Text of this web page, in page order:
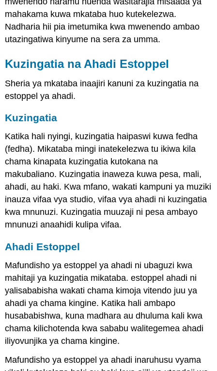
mahakama kuwa mkataba huo kutekelezwa.
Nadharia hii pia imetumika kwa mwenendo ambao
utazingatiwa kinyume na sera za umma.
Kuzingatia na Ahadi Estoppel
Sheria ya mkataba inaajiri kanuni za kuzingatia na
estoppel ya ahadi.
Kuzingatia
Katika hali nyingi, kuzingatia haipaswi kuwa fedha
(fedha). Mikataba mingi inatekelezwa tu ikiwa kila
chama kinapata kuzingatia kutokana na
makubaliano. Kuzingatia inaweza kuwa pesa, mali,
ahadi, au haki. Kwa mfano, wakati kampuni ya muziki
inauza vifaa vya studio, vifaa vya ahadi ni kuzingatia
kwa mnunuzi. Kuzingatia muuzaji ni pesa ambayo
mnunuzi anaahidi kulipa vifaa.
Ahadi Estoppel
Mafundisho ya estoppel ya ahadi ni ubaguzi kwa
mahitaji ya kuzingatia mikataba. estoppel ahadi ni
yalisababisha wakati chama kimoja vitendo juu ya
ahadi ya chama kingine. Katika hali ambapo
husababishwa, kuna madhara au dhuluma kali kwa
chama kilichotenda kwa sababu walitegemea ahadi
iliyovunjika ya chama kingine.
Mafundisho ya estoppel ya ahadi inaruhusu vyama